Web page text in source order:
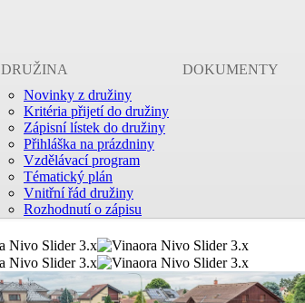
DRUŽINA
Novinky z družiny
Kritéria přijetí do družiny
Zápisní lístek do družiny
Přihláška na prázdniny
Vzdělávací program
Tématický plán
Vnitřní řád družiny
Rozhodnutí o zápisu
DOKUMENTY